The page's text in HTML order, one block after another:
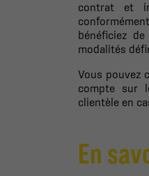
contrat et
bénéficiez
modalités
Vous pouvez
compte sur
clientèle en
En